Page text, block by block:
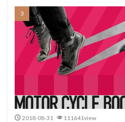
2018-08-31 111641view